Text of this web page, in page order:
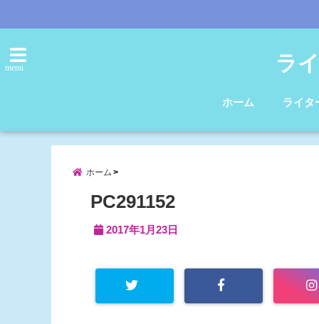
menu ラ
ホーム ライタ
ホーム
PC291152
2017年1月23日